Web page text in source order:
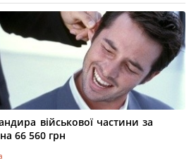
військової частини за
66 560 грн